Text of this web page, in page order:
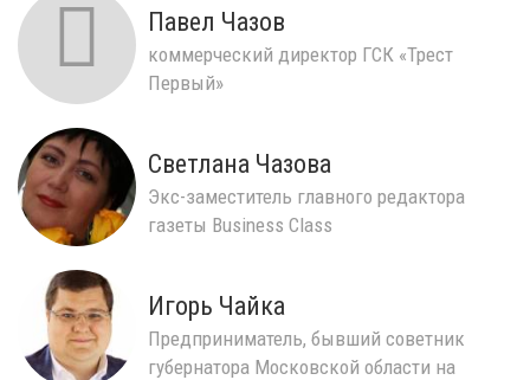
Павел Чазов
коммерческий директор ГСК «Трест
Первый»
Светлана Чазова
Экс-заместитель главного редактора
газеты Business Class
Игорь Чайка
Предприниматель, бывший советник
губернатора Московской области на